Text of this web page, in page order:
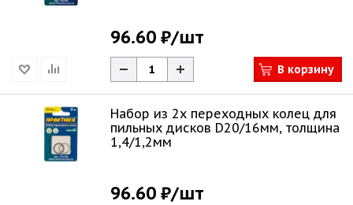
96.60 ₽/шт
В корзину
Набор из 2х переходных колец для
пильных дисков D20/16мм, толщина
1,4/1,2мм
96.60 ₽/шт